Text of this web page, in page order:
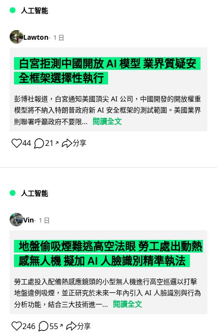
人工智能
Lawton 1 日
白宮拒測中國開放 AI 模型 業界質疑安
全框架選擇性執行
彭博社報道，白宮通知美國頂尖 AI 公司，中國開發的開放權重
模型將不納入特朗普政府新 AI 安全框架的測試範圍。美國業界
則聯署呼籲政府不要限...
閱讀全文
44 21 ↗ 分享
人工智能
Vin 1 日
地盤偷吸煙難逃高空法眼 勞工處出動熱
感無人機 擬加 AI 人臉識別精準執法
勞工處投入配備熱感應鏡頭的小型無人機進行高空巡邏以打擊
地盤違例吸煙，並正研究於未來一年內引入 AI 人臉識別與行為
分析功能，結合三大技術進一...
閱讀全文
246 55 ↗ 分享